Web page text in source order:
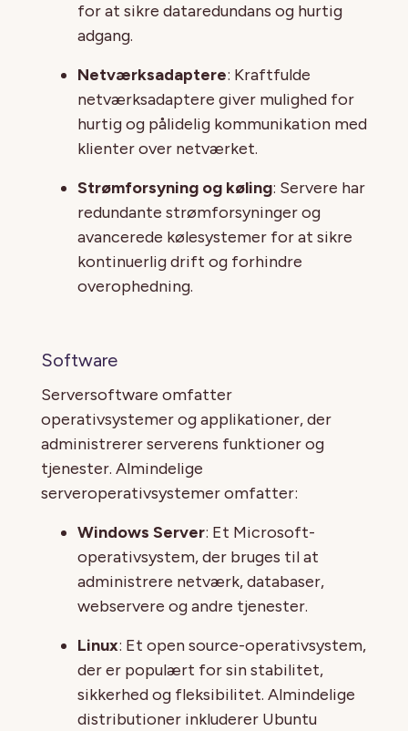
for at sikre dataredundans og hurtig
adgang.
Netværksadaptere: Kraftfulde
netværksadaptere giver mulighed for
hurtig og pålidelig kommunikation med
klienter over netværket.
Strømforsyning og køling: Servere har
redundante strømforsyninger og
avancerede kølesystemer for at sikre
kontinuerlig drift og forhindre
overophedning.
Software
Serversoftware omfatter
operativsystemer og applikationer, der
administrerer serverens funktioner og
tjenester. Almindelige
serveroperativsystemer omfatter:
Windows Server: Et Microsoft-
operativsystem, der bruges til at
administrere netværk, databaser,
webservere og andre tjenester.
Linux: Et open source-operativsystem,
der er populært for sin stabilitet,
sikkerhed og fleksibilitet. Almindelige
distributioner inkluderer Ubuntu